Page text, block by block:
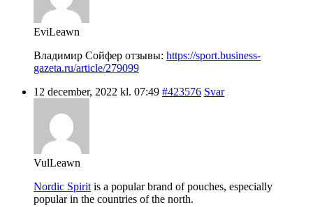
EviLeawn
Владимир Сойфер отзывы: https://sport.business-
gazeta.ru/article/279099
12 december, 2022 kl. 07:49 #423576 Svar
VulLeawn
Nordic Spirit is a popular brand of pouches, especially
popular in the countries of the north.